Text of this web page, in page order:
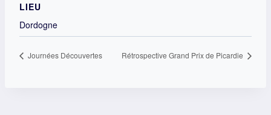
LIEU
Dordogne
Journées Découvertes Rétrospective Grand Prix de Picardie